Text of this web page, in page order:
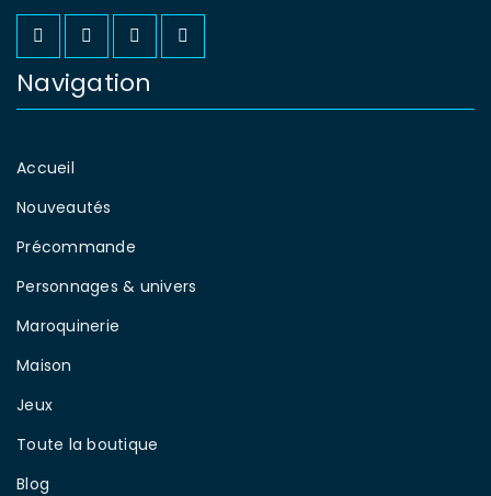
Navigation
Accueil
Nouveautés
Précommande
Personnages & univers
Maroquinerie
Maison
Jeux
Toute la boutique
Blog